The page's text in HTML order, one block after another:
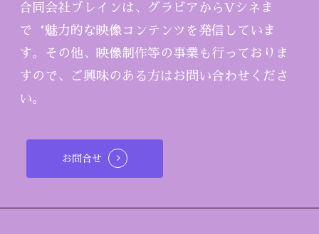
合同会社ブレインは、グラビアからVシネま
で‘魅力的な映像コンテンツを発信していま
す。その他、映像制作等の事業も行っておりま
すので、ご興味のある方はお問い合わせくださ
い。
お問合せ